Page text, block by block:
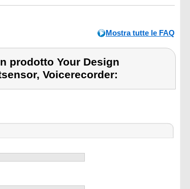
Mostra tutte le FAQ
prodotto Your Design
Voicerecorder: